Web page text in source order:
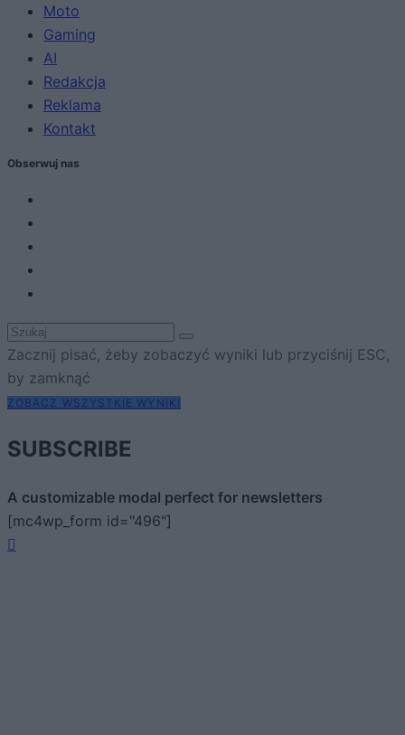
Moto
Gaming
AI
Redakcja
Reklama
Kontakt
Obserwuj nas
Zacznij pisać, żeby zobaczyć wyniki lub przyciśnij ESC,
by zamknąć
ZOBACZ WSZYSTKIE WYNIKI
SUBSCRIBE
A customizable modal perfect for newsletters
[mc4wp_form id="496"]